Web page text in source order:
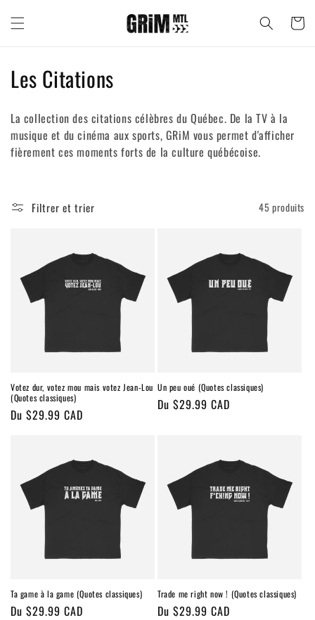
au
contenu
Panier
C
l
l
c
Les Citations
La collection des citations célèbres du Québec. De la TV à la
musique et du cinéma aux sports, GRiM vous permet d'afficher
fièrement ces moments forts de la culture québécoise.
Filtrer et trier 45 produits
Votez dur, votez mou mais votez Jean-Lou
(Quotes classiques)
Prix
Du $29.99 CAD
Un peu oué (Quotes classiques)
Prix
Du $29.99 CAD
Ta game à la game (Quotes classiques)
Prix
Du $29.99 CAD
Trade me right now ! (Quotes classiques)
Prix
Du $29.99 CAD